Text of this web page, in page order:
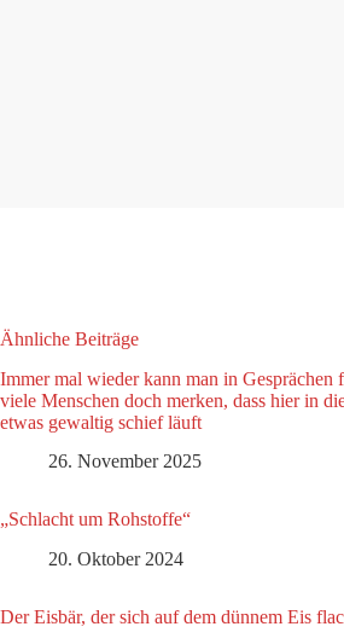
Ähnliche Beiträge
Immer mal wieder kann man in Gesprächen
viele Menschen doch merken, dass hier in
etwas gewaltig schief läuft
26. November 2025
„Schlacht um Rohstoffe“
20. Oktober 2024
Der Eisbär, der sich auf dem dünnem Eis